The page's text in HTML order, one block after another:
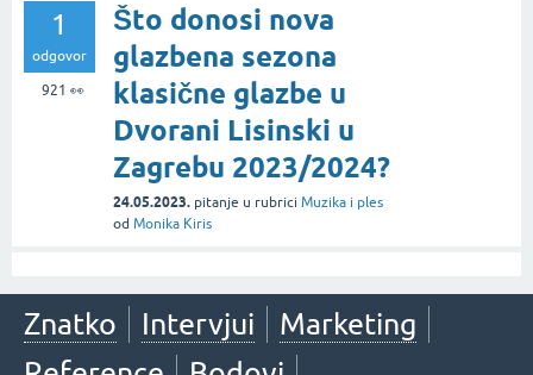
1
odgovor
921 👀
Što donosi nova
glazbena sezona
klasične glazbe u
Dvorani Lisinski u
Zagrebu 2023/2024?
24.05.2023. pitanje u rubrici Muzika i ples
od Monika Kiris
Znatko Intervjui
Marketing